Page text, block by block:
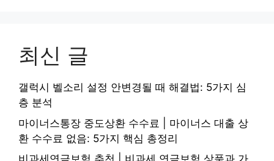
최신 글
갤럭시 벨소리 설정 안변경될 때 해결법: 5가지 심
층 분석
마이너스통장 중도상환 수수료 | 마이너스 대출 상
환 수수료 없음: 5가지 핵심 총정리